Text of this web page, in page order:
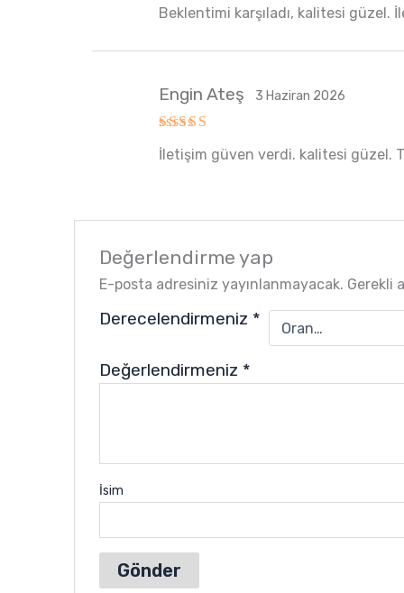
5oy aldı
Beklentimi karşıladı, kalitesi güzel.
5oy aldı
Engin Ateş 3 Haziran 2026
İletişim güven verdi. kalitesi güzel.
Değerlendirme yap
E-posta adresiniz yayınlanmayacak. Gerekli
Derecelendirmeniz *
Değerlendirmeniz *
İsim